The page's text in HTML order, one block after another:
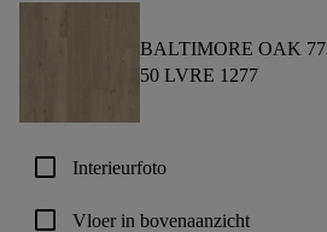
BALTIMORE OAK 77
50 LVRE 1277
check_box_outline_blank Interieurfoto
check_box_outline_blank Vloer in bovenaanzicht